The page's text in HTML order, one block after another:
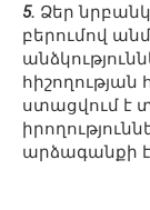
5. Ձեր
բերումով
ստացվում է
արձագանքի